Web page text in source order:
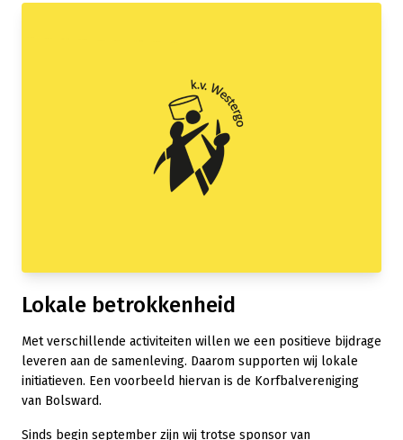
Lokale betrokkenheid
Met verschillende activiteiten willen we een positieve bijdrage
leveren aan de samenleving. Daarom supporten wij lokale
initiatieven. Een voorbeeld hiervan is de Korfbalvereniging
van Bolsward.
Sinds begin september zijn wij trotse sponsor van